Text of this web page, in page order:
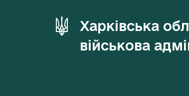
Харківська
військова